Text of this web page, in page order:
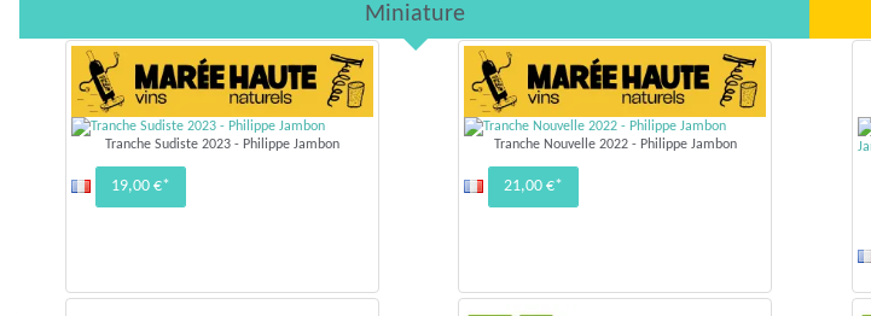
Miniature
Tranche Sudiste 2023 - Philippe Jambon
19,00 €*
Tranche Nouvelle 2022 - Philippe Jambon
21,00 €*